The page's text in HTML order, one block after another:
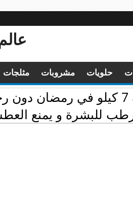
حلويات مشروبات مثلجات
العصير السحري يفقدك 7 كيلو
للبشرة و يمنع